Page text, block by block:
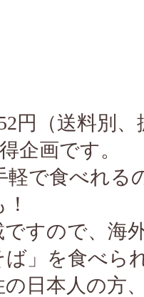
円（送料別
企画です。
軽で食べれる
すので、海
ば」を食べ
日本人の方